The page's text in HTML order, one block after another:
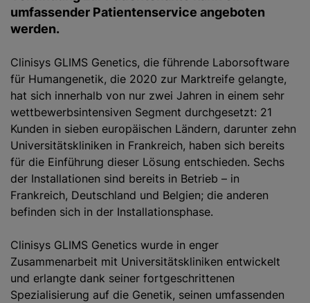
umfassender Patientenservice angeboten
werden.
Clinisys GLIMS Genetics, die führende Laborsoftware
für Humangenetik, die 2020 zur Marktreife gelangte,
hat sich innerhalb von nur zwei Jahren in einem sehr
wettbewerbsintensiven Segment durchgesetzt: 21
Kunden in sieben europäischen Ländern, darunter zehn
Universitätskliniken in Frankreich, haben sich bereits
für die Einführung dieser Lösung entschieden. Sechs
der Installationen sind bereits in Betrieb – in
Frankreich, Deutschland und Belgien; die anderen
befinden sich in der Installationsphase.
Clinisys GLIMS Genetics wurde in enger
Zusammenarbeit mit Universitätskliniken entwickelt
und erlangte dank seiner fortgeschrittenen
Spezialisierung auf die Genetik, seinen umfassenden